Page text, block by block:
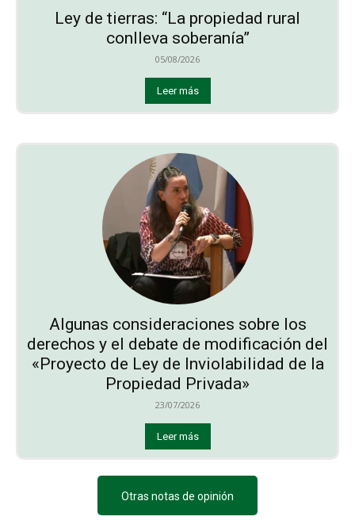
Ley de tierras: “La propiedad rural
conlleva soberanía”
05/08/2026
Leer más
Algunas consideraciones sobre los
derechos y el debate de modificación del
«Proyecto de Ley de Inviolabilidad de la
Propiedad Privada»
23/07/2026
Leer más
Otras notas de opinión